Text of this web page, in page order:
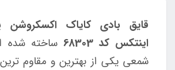
قایق بادی کایاک اکسکروشن
اینتکس کد 68303
ساخته شده
شمعی یکی از بهترین و مقاوم